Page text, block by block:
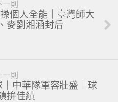
一則
個人全能｜臺灣師大
麥劉湘涵封后
一則
中華隊軍容壯盛｜球
拚佳績